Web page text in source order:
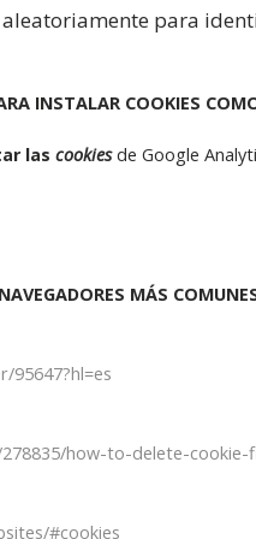
aleatoriamente para
INSTALAR COOKIES
las cookiesde Google
MÁS
how-to-delete-
#cookies